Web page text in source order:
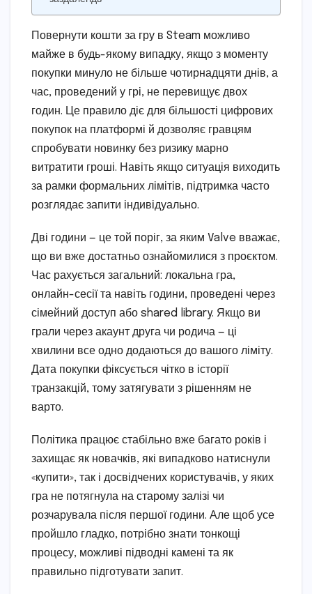
Повернути кошти за гру в Steam можливо
майже в будь-якому випадку, якщо з моменту
покупки минуло не більше чотирнадцяти днів, а
час, проведений у грі, не перевищує двох
годин. Це правило діє для більшості цифрових
покупок на платформі й дозволяє гравцям
спробувати новинку без ризику марно
витратити гроші. Навіть якщо ситуація виходить
за рамки формальних лімітів, підтримка часто
розглядає запити індивідуально.
Дві години — це той поріг, за яким Valve вважає,
що ви вже достатньо ознайомилися з проєктом.
Час рахується загальний: локальна гра,
онлайн-сесії та навіть години, проведені через
сімейний доступ або shared library. Якщо ви
грали через акаунт друга чи родича — ці
хвилини все одно додаються до вашого ліміту.
Дата покупки фіксується чітко в історії
транзакцій, тому затягувати з рішенням не
варто.
Політика працює стабільно вже багато років і
захищає як новачків, які випадково натиснули
«купити», так і досвідчених користувачів, у яких
гра не потягнула на старому залізі чи
розчарувала після першої години. Але щоб усе
пройшло гладко, потрібно знати тонкощі
процесу, можливі підводні камені та як
правильно підготувати запит.